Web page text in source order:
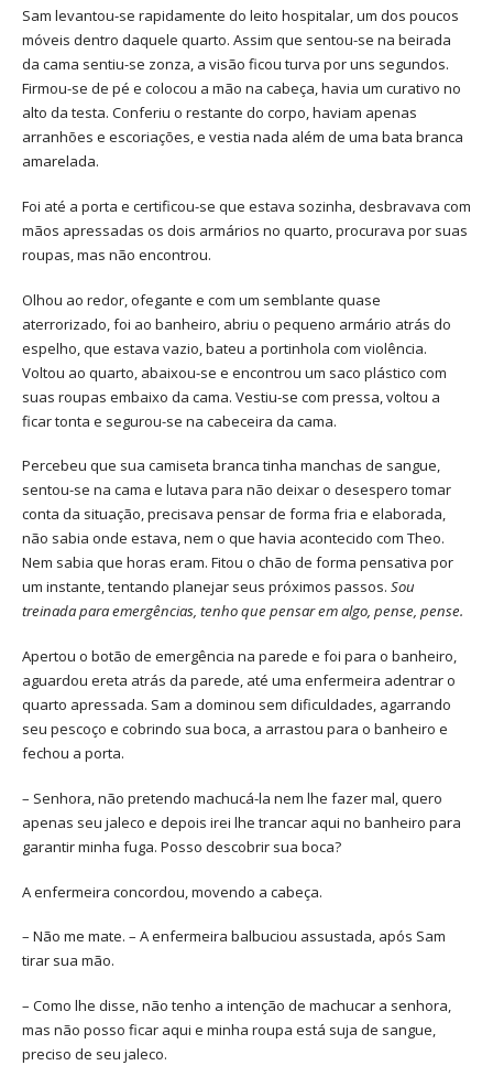
Sam levantou-se rapidamente do leito hospitalar, um dos poucos
móveis dentro daquele quarto. Assim que sentou-se na beirada
da cama sentiu-se zonza, a visão ficou turva por uns segundos.
Firmou-se de pé e colocou a mão na cabeça, havia um curativo no
alto da testa. Conferiu o restante do corpo, haviam apenas
arranhões e escoriações, e vestia nada além de uma bata branca
amarelada.
Foi até a porta e certificou-se que estava sozinha, desbravava com
mãos apressadas os dois armários no quarto, procurava por suas
roupas, mas não encontrou.
Olhou ao redor, ofegante e com um semblante quase
aterrorizado, foi ao banheiro, abriu o pequeno armário atrás do
espelho, que estava vazio, bateu a portinhola com violência.
Voltou ao quarto, abaixou-se e encontrou um saco plástico com
suas roupas embaixo da cama. Vestiu-se com pressa, voltou a
ficar tonta e segurou-se na cabeceira da cama.
Percebeu que sua camiseta branca tinha manchas de sangue,
sentou-se na cama e lutava para não deixar o desespero tomar
conta da situação, precisava pensar de forma fria e elaborada,
não sabia onde estava, nem o que havia acontecido com Theo.
Nem sabia que horas eram. Fitou o chão de forma pensativa por
um instante, tentando planejar seus próximos passos. Sou
treinada para emergências, tenho que pensar em algo, pense, pense.
Apertou o botão de emergência na parede e foi para o banheiro,
aguardou ereta atrás da parede, até uma enfermeira adentrar o
quarto apressada. Sam a dominou sem dificuldades, agarrando
seu pescoço e cobrindo sua boca, a arrastou para o banheiro e
fechou a porta.
– Senhora, não pretendo machucá-la nem lhe fazer mal, quero
apenas seu jaleco e depois irei lhe trancar aqui no banheiro para
garantir minha fuga. Posso descobrir sua boca?
A enfermeira concordou, movendo a cabeça.
– Não me mate. – A enfermeira balbuciou assustada, após Sam
tirar sua mão.
– Como lhe disse, não tenho a intenção de machucar a senhora,
mas não posso ficar aqui e minha roupa está suja de sangue,
preciso de seu jaleco.